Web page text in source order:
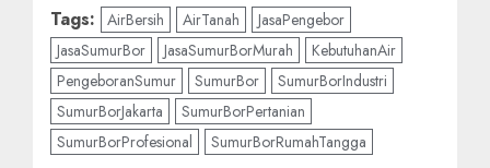
Tags: AirBersih AirTanah
JasaPengebor
JasaSumurBor
JasaSumurBorMurah
KebutuhanAir
PengeboranSumur
SumurBor
SumurBorIndustri
SumurBorJakarta
SumurBorPertanian
SumurBorProfesional
SumurBorRumahTangga